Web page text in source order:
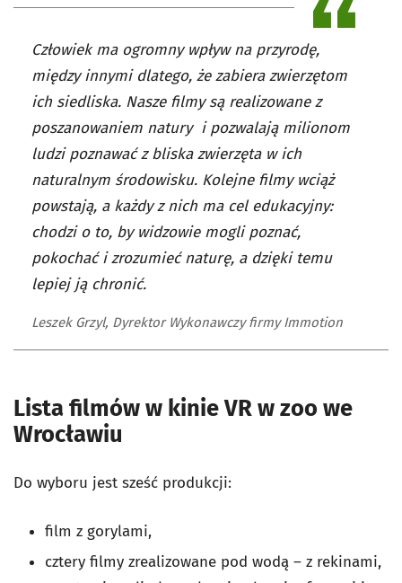
Człowiek ma ogromny wpływ na przyrodę,
między innymi dlatego, że zabiera zwierzętom
ich siedliska. Nasze filmy są realizowane z
poszanowaniem natury i pozwalają milionom
ludzi poznawać z bliska zwierzęta w ich
naturalnym środowisku. Kolejne filmy wciąż
powstają, a każdy z nich ma cel edukacyjny:
chodzi o to, by widzowie mogli poznać,
pokochać i zrozumieć naturę, a dzięki temu
lepiej ją chronić.
Leszek Grzyl, Dyrektor Wykonawczy firmy Immotion
Lista filmów w kinie VR w zoo we
Wrocławiu
Do wyboru jest sześć produkcji:
film z gorylami,
cztery filmy zrealizowane pod wodą – z rekinami,